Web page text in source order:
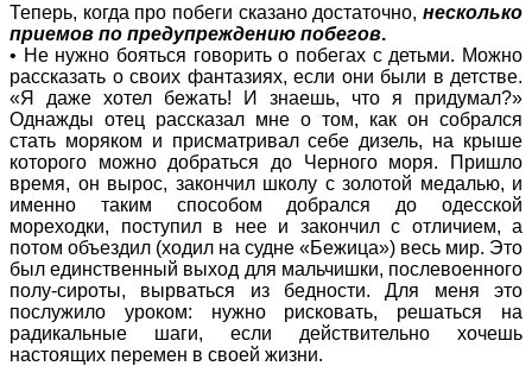
Теперь, когда про побеги сказано достаточно, несколько
приемов по предупреждению побегов.
• Не нужно бояться говорить о побегах с детьми. Можно
рассказать о своих фантазиях, если они были в детстве.
«Я даже хотел бежать! И знаешь, что я придумал?»
Однажды отец рассказал мне о том, как он собрался
стать моряком и присматривал себе дизель, на крыше
которого можно добраться до Черного моря. Пришло
время, он вырос, закончил школу с золотой медалью, и
именно таким способом добрался до одесской
мореходки, поступил в нее и закончил с отличием, а
потом объездил (ходил на судне «Бежица») весь мир. Это
был единственный выход для мальчишки, послевоенного
полу-сироты, вырваться из бедности. Для меня это
послужило уроком: нужно рисковать, решаться на
радикальные шаги, если действительно хочешь
настоящих перемен в своей жизни.